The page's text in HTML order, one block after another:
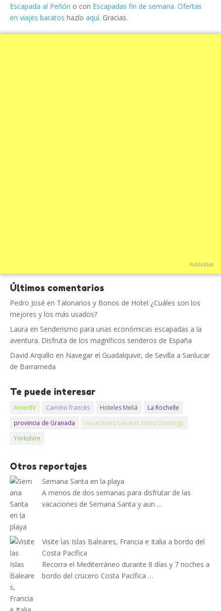
Escapada al Peñón o con Escapadas fin de semana. Ofertas
en viajes baratos hazlo aquí. Gracias.
Publicidad
Últimos comentarios
Pedro José en Talonarios y Bonos de Hotel ¿Cuáles son los
mejores y los más usados?
Laura en Senderismo para unas económicas escapadas a la
aventura. Disfruta de los magníficos senderos de España
David Arquillo en Navegar el Guadalquivir, de Sevilla a Sanlucar
de Barrameda
Te puede interesar
Arrecife Camino francés Hoteles Meliá
La Rochelle
provincia de Granada
vacaciones baratas Santo Domingo
Yorkshire
Otros reportajes
Semana Santa en la playa
A menos de dos semanas para disfrutar de las
vacaciones de Semana Santa y aun …
Visite las Islas Baleares, Francia e Italia a bordo del
Costa Pacífica
Recorra el Mediterráneo durante 8 días y 7 noches a
bordo del crucero Costa Pacífica …